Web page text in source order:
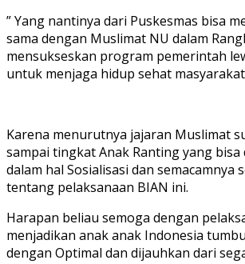
” Yang nantinya dari Puskesmas bisa
sama dengan Muslimat NU dalam
mensukseskan program pemerintah
untuk menjaga hidup sehat
Karena menurutnya jajaran Muslimat
sampai tingkat Anak Ranting yang
dalam hal Sosialisasi dan semacamnya
tentang pelaksanaan BIAN ini.
Harapan beliau semoga dengan
menjadikan anak anak Indonesia
dengan Optimal dan dijauhkan dari